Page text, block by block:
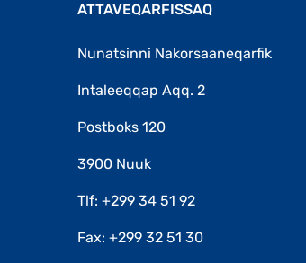
ATTAVEQARFISSAQ
Nunatsinni Nakorsaaneqarfik
Intaleeqqap Aqq. 2
Postboks 120
3900 Nuuk
Tlf: +299 34 51 92
Fax: +299 32 51 30